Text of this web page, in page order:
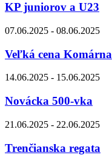
KP juniorov a U23
07.06.2025 - 08.06.2025
Veľká cena Komárna
14.06.2025 - 15.06.2025
Novácka 500-vka
21.06.2025 - 22.06.2025
Trenčianska regata